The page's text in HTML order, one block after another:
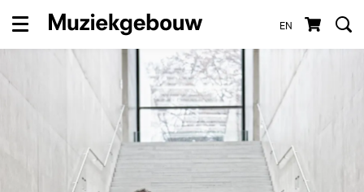
EN
Menu